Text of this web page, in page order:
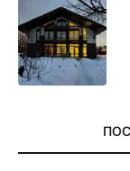
проживём